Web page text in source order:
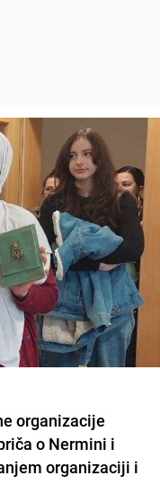
organizacije
o Nermini i
organizaciji i